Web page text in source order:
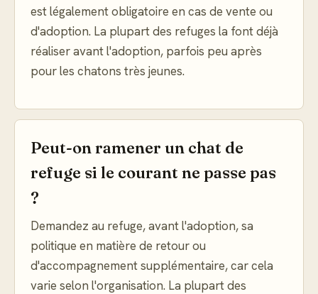
est légalement obligatoire en cas de vente ou
d'adoption. La plupart des refuges la font déjà
réaliser avant l'adoption, parfois peu après
pour les chatons très jeunes.
Peut-on ramener un chat de
refuge si le courant ne passe pas
?
Demandez au refuge, avant l'adoption, sa
politique en matière de retour ou
d'accompagnement supplémentaire, car cela
varie selon l'organisation. La plupart des